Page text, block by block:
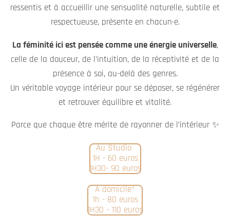
ressentis et à accueillir une sensualité naturelle, subtile et
respectueuse, présente en chacun·e.
La féminité ici est pensée comme une énergie universelle,
celle de la douceur, de l’intuition, de la réceptivité et de la
présence à soi, au-delà des genres.
Un véritable voyage intérieur pour se déposer, se régénérer
et retrouver équilibre et vitalité.
Parce que chaque être mérite de rayonner de l’intérieur ✨
Au Studio
1H - 60 euros
1H30- 90 euros
A domicile*
1h - 80 euros
1H30 - 110 euros